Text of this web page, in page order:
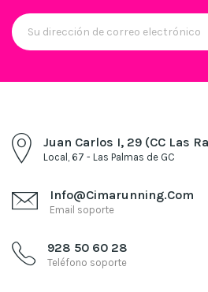
Juan Carlos I, 29 (CC Las
Local, 67 - Las Palmas de GC
Info@cimarunning.com
Email soporte
928 50 60 28
Teléfono soporte